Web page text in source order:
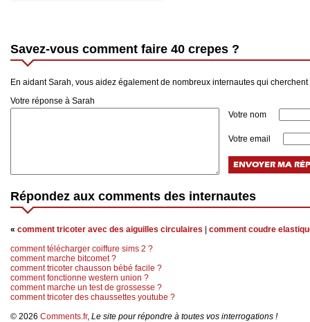
Savez-vous comment faire 40 crepes ?
En aidant Sarah, vous aidez également de nombreux internautes qui
Votre réponse à Sarah
Votre nom
Votre email
Répondez aux comments des internautes
« comment tricoter avec des aiguilles circulaires
comment coudre
comment télécharger coiffure sims 2 ?
comment marche bitcomet ?
comment tricoter chausson bébé facile ?
comment fonctionne western union ?
comment marche un test de grossesse ?
comment tricoter des chaussettes youtube ?
© 2026 Comments.fr, Le site pour répondre à toutes vos interrogations !